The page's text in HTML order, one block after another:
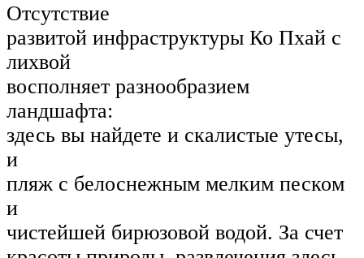
Отсутствие
развитой инфраструктуры Ко Пхай с
лихвой
восполняет разнообразием
ландшафта:
здесь вы найдете и скалистые утесы,
и
пляж с белоснежным мелким песком
и
чистейшей бирюзовой водой. За счет